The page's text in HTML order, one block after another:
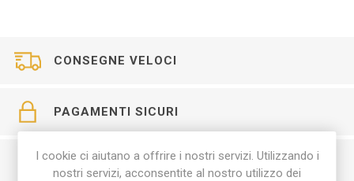
CONSEGNE VELOCI
PAGAMENTI SICURI
SERVIZIO CLIENTI
I cookie ci aiutano a offrire i nostri servizi. Utilizzando i
nostri servizi, acconsentite al nostro utilizzo dei